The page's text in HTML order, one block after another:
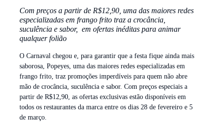
Com preços a partir de R$12,90, uma das maiores redes
especializadas em frango frito traz a crocância,
suculência e sabor, em ofertas inéditas para animar
qualquer folião
O Carnaval chegou e, para garantir que a festa fique ainda mais
saborosa, Popeyes, uma das maiores redes especializadas em
frango frito, traz promoções imperdíveis para quem não abre
mão de crocância, suculência e sabor. Com preços especiais a
partir de R$12,90, as ofertas exclusivas estão disponíveis em
todos os restaurantes da marca entre os dias 28 de fevereiro e 5
de março.